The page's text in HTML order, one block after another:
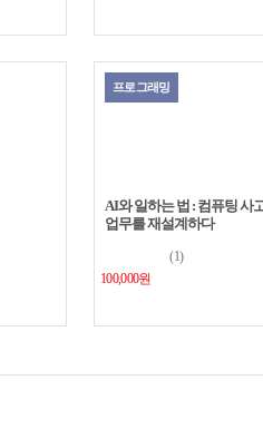
프로그래밍
AI와 일하는 법 : 컴퓨팅 사
업무를 재설계하다
(1)
100,000원